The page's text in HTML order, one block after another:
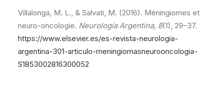
Villalonga, M. L., & Salvati, M. (2016). Méningiomes et
neuro-oncologie. Neurología Argentina, 8(1), 29–37.
https://www.elsevier.es/es-revista-neurologia-
argentina-301-articulo-meningiomasneurooncologia-
S1853002816300052